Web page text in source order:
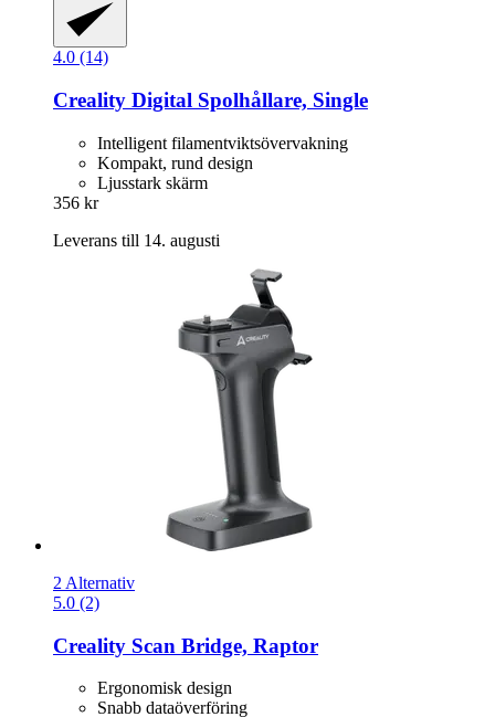
4.0 (14)
Creality Digital Spolhållare, Single
Intelligent filamentviktsövervakning
Kompakt, rund design
Ljusstark skärm
356 kr
Leverans till 14. augusti
2 Alternativ
5.0 (2)
Creality Scan Bridge, Raptor
Ergonomisk design
Snabb dataöverföring